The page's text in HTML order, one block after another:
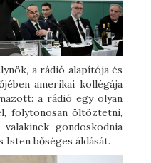
a rádió alapítója és
amerikai kollégája
a rádió egy olyan
folytonosan öltöztetni,
gondoskodnia
bőséges áldását.